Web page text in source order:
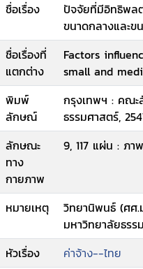
ชื่อเรื่อง
ปัจจัยที่มีอิทธิพล
ขนาดกลางและ
ชื่อเรื่องที่
แตกต่าง
Factors
small and
พิมพ์
ลักษณ์
กรุงเทพฯ : คณะ
ธรรมศาสตร์,
ลักษณะ
ทาง
กายภาพ
9, 117 แผ่น : ภา
หมายเหตุ
วิทยานิพนธ์ (ศศ
มหาวิทยาลัยธรร
หัวเรื่อง
ค่าจ้าง--ไทย